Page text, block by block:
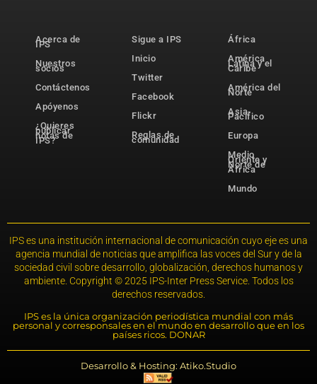
Acerca de
IPS
Nuestros
socios
Contáctenos
Apóyenos
¿Quieres
publicar
notas de
IPS?
Sigue a IPS
Inicio
Twitter
Facebook
Flickr
Reglas de
comunidad
África
América
Latina y el
Caribe
América del
Norte
Asia-
Pacífico
Europa
Medio
Oriente y
Norte de
África
Mundo
IPS es una institución internacional de comunicación cuyo eje es una
agencia mundial de noticias que amplifica las voces del Sur y de la
sociedad civil sobre desarrollo, globalización, derechos humanos y
ambiente. Copyright © 2025 IPS-Inter Press Service. Todos los
derechos reservados.
IPS es la única organización periodística mundial con más
personal y corresponsales en el mundo en desarrollo que en los
países ricos. DONAR
Desarrollo & Hosting: Atiko.Studio